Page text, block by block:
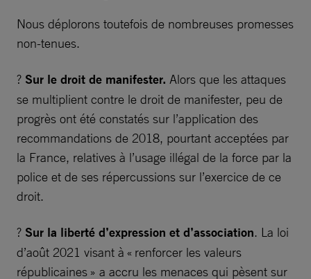
Nous déplorons toutefois de nombreuses promesses
non-tenues.
? Sur le droit de manifester. Alors que les attaques
se multiplient contre le droit de manifester, peu de
progrès ont été constatés sur l’application des
recommandations de 2018, pourtant acceptées par
la France, relatives à l’usage illégal de la force par la
police et de ses répercussions sur l’exercice de ce
droit.
? Sur la liberté d’expression et d’association. La loi
d’août 2021 visant à « renforcer les valeurs
républicaines » a accru les menaces qui pèsent sur